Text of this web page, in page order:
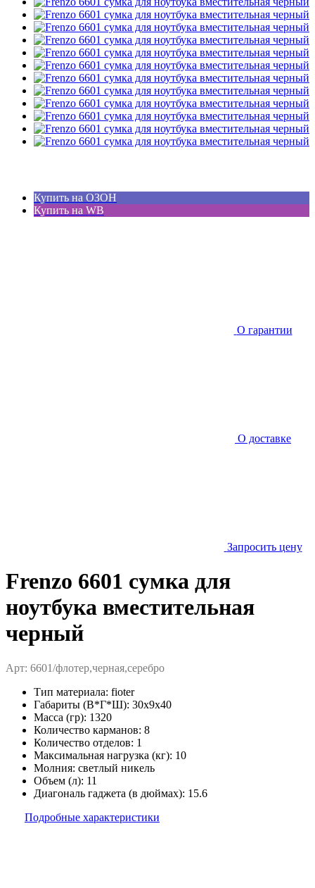
Купить на ОЗОН
Купить на WB
О гарантии
О доставке
Запросить цену
Frenzo 6601 сумка для
ноутбука вместительная
черный
Арт: 6601/флотер,черная,серебро
Тип материала: fioter
Габариты (В*Г*Ш): 30x9x40
Масса (гр): 1320
Количество карманов: 8
Количество отделов: 1
Максимальная нагрузка (кг): 10
Молния: светлый никель
Объем (л): 11
Диагональ гаджета (в дюймах): 15.6
Подробные характеристики